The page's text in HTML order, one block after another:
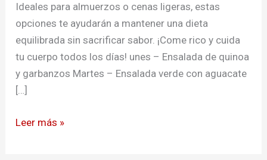
Ideales para almuerzos o cenas ligeras, estas
opciones te ayudarán a mantener una dieta
equilibrada sin sacrificar sabor. ¡Come rico y cuida
tu cuerpo todos los días! unes – Ensalada de quinoa
y garbanzos Martes – Ensalada verde con aguacate
[…]
Leer más »